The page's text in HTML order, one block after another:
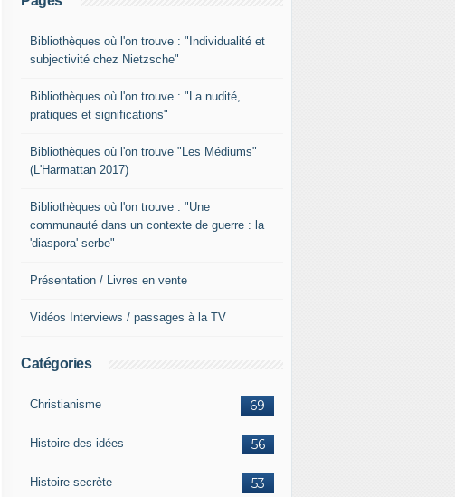
Bibliothèques où l'on trouve : "Individualité et
subjectivité chez Nietzsche"
Bibliothèques où l'on trouve : "La nudité,
pratiques et significations"
Bibliothèques où l'on trouve "Les Médiums"
(L'Harmattan 2017)
Bibliothèques où l'on trouve : "Une
communauté dans un contexte de guerre : la
'diaspora' serbe"
Présentation / Livres en vente
Vidéos Interviews / passages à la TV
Catégories
69
Christianisme
56
Histoire des idées
53
Histoire secrète